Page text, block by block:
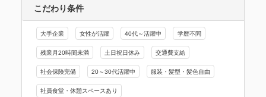
こだわり条件
大手企業 女性が活躍 40代～活躍中 学歴不問
残業月20時間未満 土日祝日休み 交通費支給
社会保険完備 20～30代活躍中 服装・髪型・髪色自由
社員食堂・休憩スペースあり